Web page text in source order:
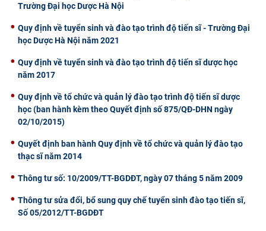
Trường Đại học Dược Hà Nội
Quy định về tuyển sinh và đào tạo trình độ tiến sĩ - Trường Đại
học Dược Hà Nội năm 2021
Quy định về tuyển sinh và đào tạo trình độ tiến sĩ dược học
năm 2017
Quy định về tổ chức và quản lý đào tạo trình độ tiến sĩ dược
học (ban hành kèm theo Quyết định số 875/QĐ-DHN ngày
02/10/2015)
Quyết định ban hành Quy định về tổ chức và quản lý đào tạo
thạc sĩ năm 2014
Thông tư số: 10/2009/TT-BGDĐT, ngày 07 tháng 5 năm 2009
Thông tư sửa đổi, bổ sung quy chế tuyển sinh đào tạo tiến sĩ,
Số 05/2012/TT-BGDĐT